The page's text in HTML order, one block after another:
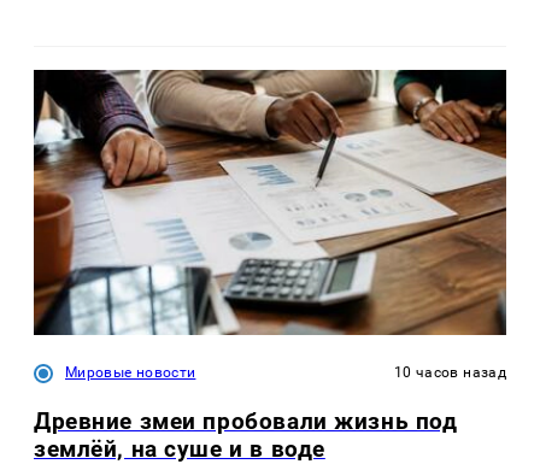
Мировые новости 10 часов назад
Древние змеи пробовали жизнь под
землёй, на суше и в воде